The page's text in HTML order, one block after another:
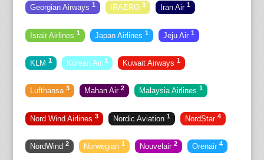
Georgian Airways 1 IRAERO 3 Iran Air 1
Israir Airlines 1 Japan Airlines 1 Jeju Air 1
KLM 1 Korean Air 1 Kuwait Airways 1
Lufthansa 3 Mahan Air 2 Malaysia Airlines 1
Nord Wind Airlines 3 Nordic Aviation 1 NordStar 4
NordWind 2 Norwegian 1 Nouvelair 2 Orenair 4